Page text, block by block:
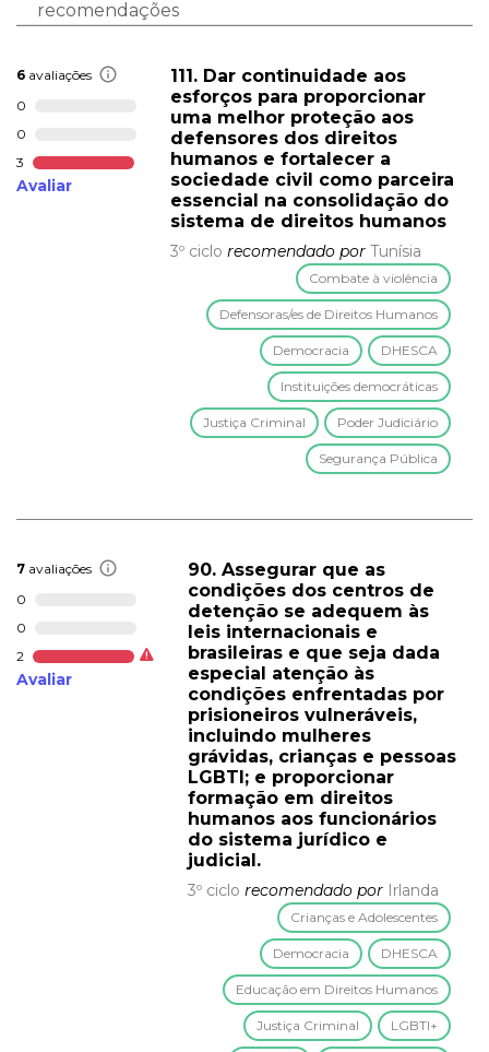
recomendações
6 avaliações
0
0
3
Avaliar
111. Dar continuidade aos
esforços para proporcionar
uma melhor proteção aos
defensores dos direitos
humanos e fortalecer a
sociedade civil como parceira
essencial na consolidação do
sistema de direitos humanos
3º ciclo recomendado por Tunísia
Combate à violência
Defensoras/es de Direitos Humanos
Democracia DHESCA
Instituições democráticas
Justiça Criminal Poder Judiciário
Segurança Pública
7 avaliações
0
0
2
Avaliar
90. Assegurar que as
condições dos centros de
detenção se adequem às
leis internacionais e
brasileiras e que seja dada
especial atenção às
condições enfrentadas por
prisioneiros vulneráveis,
incluindo mulheres
grávidas, crianças e pessoas
LGBTI; e proporcionar
formação em direitos
humanos aos funcionários
do sistema jurídico e
judicial.
3º ciclo recomendado por Irlanda
Crianças e Adolescentes
Democracia DHESCA
Educação em Direitos Humanos
Justiça Criminal LGBTI+